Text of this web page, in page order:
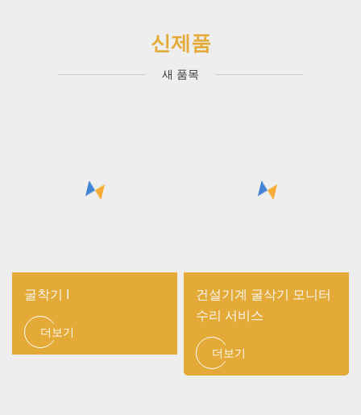
신제품
새 품목
굴착기 I
더보기
건설기계 굴삭기 모니터
수리 서비스
더보기